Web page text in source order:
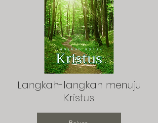
Langkah-langkah menuju
Kristus